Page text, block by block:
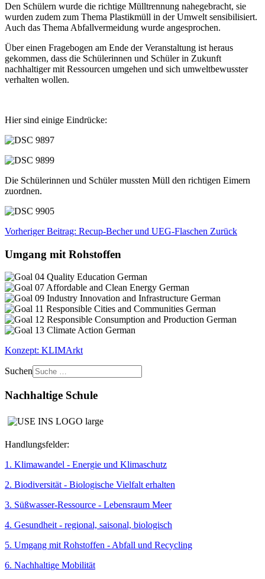
Den Schülern wurde die richtige Mülltrennung nahegebracht, sie
wurden zudem zum Thema Plastikmüll in der Umwelt sensibilisiert.
Auch das Thema Abfallvermeidung wurde angesprochen.
Über einen Fragebogen am Ende der Veranstaltung ist heraus
gekommen, dass die Schülerinnen und Schüler in Zukunft
nachhaltiger mit Ressourcen umgehen und sich umweltbewusster
verhalten wollen.
Hier sind einige Eindrücke:
Die Schülerinnen und Schüler mussten Müll den richtigen Eimern
zuordnen.
Vorheriger Beitrag: Recup-Becher und UEG-Flaschen Zurück
Umgang mit Rohstoffen
Konzept: KLIMArkt
Suchen
Nachhaltige Schule
Handlungsfelder:
1. Klimawandel - Energie und Klimaschutz
2. Biodiversität - Biologische Vielfalt erhalten
3. Süßwasser-Ressource - Lebensraum Meer
4. Gesundheit - regional, saisonal, biologisch
5. Umgang mit Rohstoffen - Abfall und Recycling
6. Nachhaltige Mobilität